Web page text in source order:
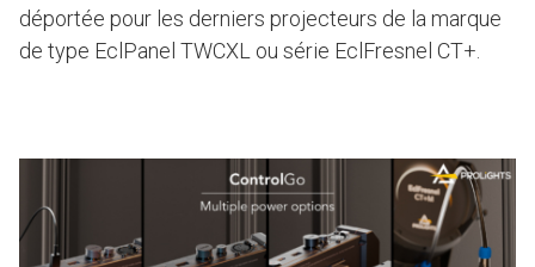
déportée pour les derniers projecteurs de la marque
de type EclPanel TWCXL ou série EclFresnel CT+.